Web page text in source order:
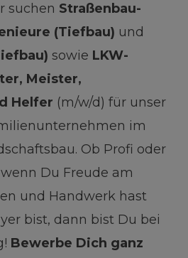
suchen Straßenbau-
(Tiefbau) und
sowie LKW-
Meister,
Helfer (m/w/d) für unser
im
Ob Profi oder
Du Freude am
und Handwerk hast
bist, dann bist Du bei
Bewerbe Dich ganz